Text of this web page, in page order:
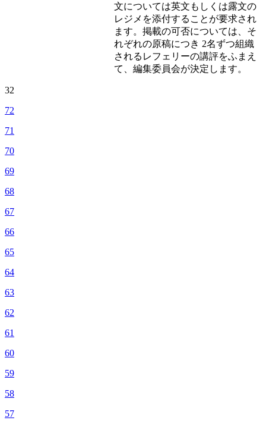
文については英文もしくは露文の
レジメを添付することが要求され
ます。掲載の可否については、そ
れぞれの原稿につき 2名ずつ組織
されるレフェリーの講評をふまえ
て、編集委員会が決定します。
32
72
71
70
69
68
67
66
65
64
63
62
61
60
59
58
57